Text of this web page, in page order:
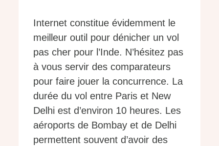
Internet constitue évidemment le
meilleur outil pour dénicher un vol
pas cher pour l’Inde. N’hésitez pas
à vous servir des comparateurs
pour faire jouer la concurrence. La
durée du vol entre Paris et New
Delhi est d’environ 10 heures. Les
aéroports de Bombay et de Delhi
permettent souvent d’avoir des